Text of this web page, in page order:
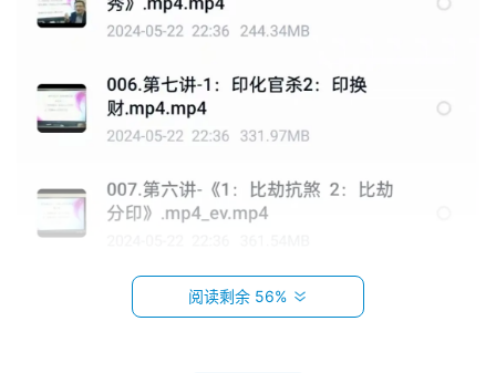
阅读剩余 56%